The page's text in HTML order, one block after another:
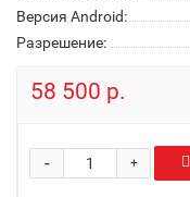
Версия Android:
Разрешение:
58 500 р.
+
-